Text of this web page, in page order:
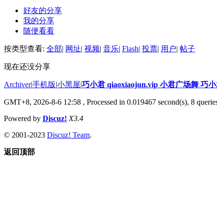
好友的分享
我的分享
随便看看
按类型查看: 全部| 网址| 视频| 音乐| Flash| 投票| 用户| 帖子
现在还没分享
Archiver|手机版|小黑屋|巧小君 qiaoxiaojun.vip 小君广场舞 巧
GMT+8, 2026-8-6 12:58 , Processed in 0.019467 second(s), 8
Powered by Discuz! X3.4
© 2001-2023 Discuz! Team.
返回顶部